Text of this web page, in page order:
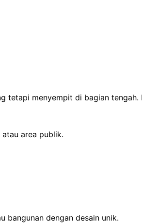
tetapi menyempit di bagian
area publik.
bangunan dengan desain unik.